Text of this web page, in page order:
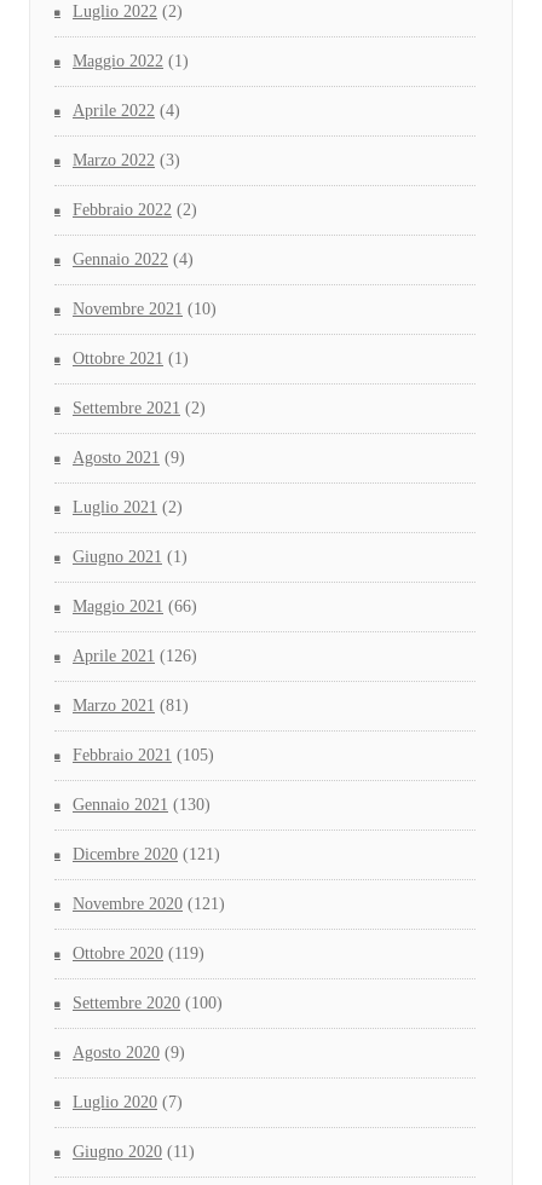
Luglio 2022 (2)
Maggio 2022 (1)
Aprile 2022 (4)
Marzo 2022 (3)
Febbraio 2022 (2)
Gennaio 2022 (4)
Novembre 2021 (10)
Ottobre 2021 (1)
Settembre 2021 (2)
Agosto 2021 (9)
Luglio 2021 (2)
Giugno 2021 (1)
Maggio 2021 (66)
Aprile 2021 (126)
Marzo 2021 (81)
Febbraio 2021 (105)
Gennaio 2021 (130)
Dicembre 2020 (121)
Novembre 2020 (121)
Ottobre 2020 (119)
Settembre 2020 (100)
Agosto 2020 (9)
Luglio 2020 (7)
Giugno 2020 (11)